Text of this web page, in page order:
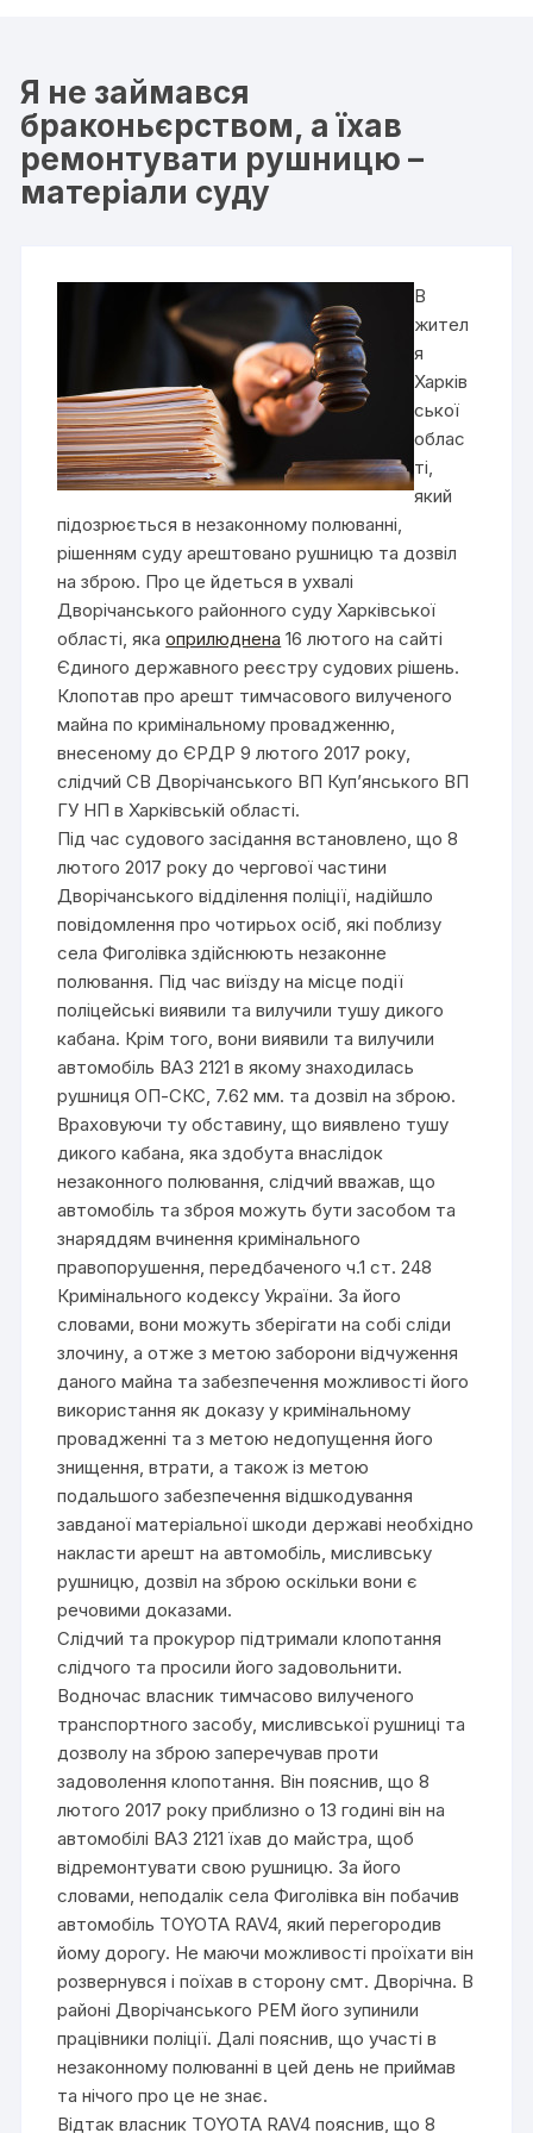
Я не займався
браконьєрством, а їхав
ремонтувати рушницю –
матеріали суду
В
жител
я
Харків
ської
облас
ті,
який
підозрюється в незаконному полюванні,
рішенням суду арештовано рушницю та дозвіл
на зброю. Про це йдеться в ухвалі
Дворічанського районного суду Харківської
області, якаоприлюднена 16 лютого на сайті
Єдиного державного реєстру судових рішень.
Клопотав про арешт тимчасового вилученого
майна по кримінальному провадженню,
внесеному до ЄРДР 9 лютого 2017 року,
слідчий СВ Дворічанського ВП Куп’янського ВП
ГУ НП в Харківській області.
Під час судового засідання встановлено, що 8
лютого 2017 року до чергової частини
Дворічанського відділення поліції, надійшло
повідомлення про чотирьох осіб, які поблизу
села Фиголівка здійснюють незаконне
полювання. Під час виїзду на місце події
поліцейські виявили та вилучили тушу дикого
кабана. Крім того, вони виявили та вилучили
автомобіль ВАЗ 2121 в якому знаходилась
рушниця ОП-СКС, 7.62 мм. та дозвіл на зброю.
Враховуючи ту обставину, що виявлено тушу
дикого кабана, яка здобута внаслідок
незаконного полювання, слідчий вважав, що
автомобіль та зброя можуть бути засобом та
знаряддям вчинення кримінального
правопорушення, передбаченого ч.1 ст. 248
Кримінального кодексу України. За його
словами, вони можуть зберігати на собі сліди
злочину, а отже з метою заборони відчуження
даного майна та забезпечення можливості його
використання як доказу у кримінальному
провадженні та з метою недопущення його
знищення, втрати, а також із метою
подальшого забезпечення відшкодування
завданої матеріальної шкоди державі необхідно
накласти арешт на автомобіль, мисливську
рушницю, дозвіл на зброю оскільки вони є
речовими доказами.
Слідчий та прокурор підтримали клопотання
слідчого та просили його задовольнити.
Водночас власник тимчасово вилученого
транспортного засобу, мисливської рушниці та
дозволу на зброю заперечував проти
задоволення клопотання. Він пояснив, що 8
лютого 2017 року приблизно о 13 годині він на
автомобілі ВАЗ 2121 їхав до майстра, щоб
відремонтувати свою рушницю. За його
словами, неподалік села Фиголівка він побачив
автомобіль TOYOTA RAV4, який перегородив
йому дорогу. Не маючи можливості проїхати він
розвернувся і поїхав в сторону смт. Дворічна. В
районі Дворічанського РЕМ його зупинили
працівники поліції. Далі пояснив, що участі в
незаконному полюванні в цей день не приймав
та нічого про це не знає.
Відтак власник TOYOTA RAV4 пояснив, що 8